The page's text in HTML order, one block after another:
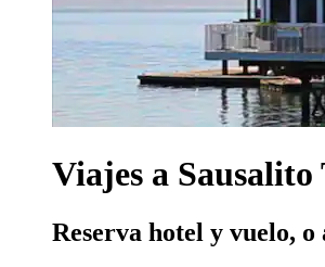
Viajes a
Reserva hotel y vuelo,